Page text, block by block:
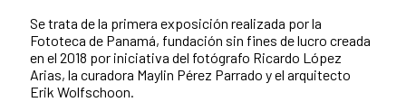
Se trata de la primera exposición realizada por la
Fototeca de Panamá, fundación sin fines de lucro creada
en el 2018 por iniciativa del fotógrafo Ricardo López
Arias, la curadora Maylin Pérez Parrado y el arquitecto
Erik Wolfschoon.